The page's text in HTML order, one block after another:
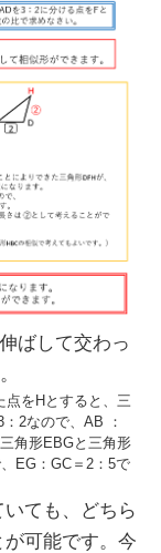
ばして交わっ
点をHとすると、三
2なので、AB ：
角形EBGと三角形
EG：GC＝2：5で
ても、どちら
可能です。今